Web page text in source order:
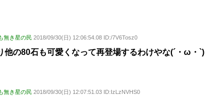
無き星の民 2018/09/30(日) 12:06:54.08 ID:/7V6Tosz0
他の80石も可愛くなって再登場するわけやな(´・ω・`)
無き星の民 2018/09/30(日) 12:07:51.03 ID:IzLzNVHS0